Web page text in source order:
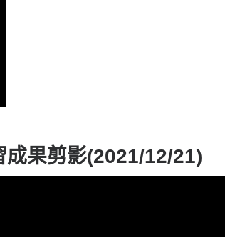
成果剪影(2021/12/21)